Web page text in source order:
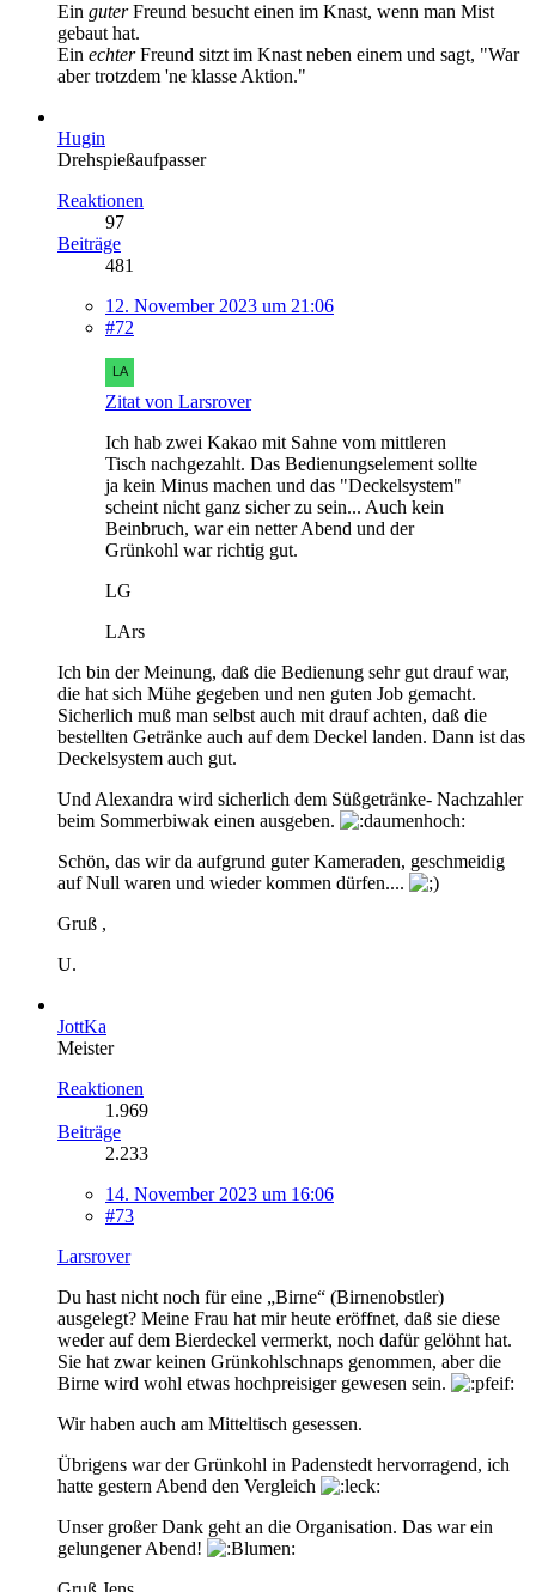
Ein guterFreund besucht einen im Knast, wenn man Mist
gebaut hat.
Ein echterFreund sitzt im Knast neben einem und sagt, "War
aber trotzdem 'ne klasse Aktion."
Hugin
Drehspießaufpasser
Reaktionen
97
Beiträge
481
12. November 2023 um 21:06
#72
Zitat von Larsrover
Ich hab zwei Kakao mit Sahne vom mittleren
Tisch nachgezahlt. Das Bedienungselement sollte
ja kein Minus machen und das "Deckelsystem"
scheint nicht ganz sicher zu sein... Auch kein
Beinbruch, war ein netter Abend und der
Grünkohl war richtig gut.
LG
LArs
Ich bin der Meinung, daß die Bedienung sehr gut drauf war,
die hat sich Mühe gegeben und nen guten Job gemacht.
Sicherlich muß man selbst auch mit drauf achten, daß die
bestellten Getränke auch auf dem Deckel landen. Dann ist das
Deckelsystem auch gut.
Und Alexandra wird sicherlich dem Süßgetränke- Nachzahler
beim Sommerbiwak einen ausgeben.
Schön, das wir da aufgrund guter Kameraden, geschmeidig
auf Null waren und wieder kommen dürfen....
Gruß ,
U.
JottKa
Meister
Reaktionen
1.969
Beiträge
2.233
14. November 2023 um 16:06
#73
Larsrover
Du hast nicht noch für eine „Birne“ (Birnenobstler)
ausgelegt? Meine Frau hat mir heute eröffnet, daß sie diese
weder auf dem Bierdeckel vermerkt, noch dafür gelöhnt hat.
Sie hat zwar keinen Grünkohlschnaps genommen, aber die
Birne wird wohl etwas hochpreisiger gewesen sein.
Wir haben auch am Mitteltisch gesessen.
Übrigens war der Grünkohl in Padenstedt hervorragend, ich
hatte gestern Abend den Vergleich
Unser großer Dank geht an die Organisation. Das war ein
gelungener Abend!